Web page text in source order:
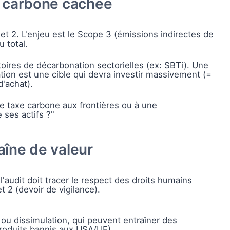
2. L'enjeu est le Scope 3 (émissions indirectes de
total.
de décarbonation sectorielles (ex: SBTi). Une
est une cible qui devra investir massivement (=
taxe carbone aux frontières ou à une
ses actifs ?"
de valeur
doit tracer le respect des droits humains
2 (devoir de vigilance).
dissimulation, qui peuvent entraîner des